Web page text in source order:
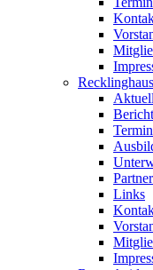
Partner
Links